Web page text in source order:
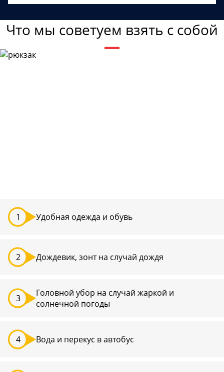
Что мы советуем взять с собой
Удобная одежда и обувь
Дождевик, зонт на случай дождя
Головной убор на случай жаркой и
солнечной погоды
Вода и перекус в автобус